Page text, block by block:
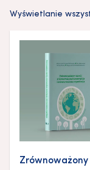
Wyświetlanie
Zrównoważony